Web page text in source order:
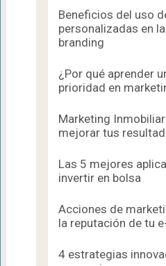
Beneficios del uso
personalizadas en
branding
¿Por qué aprender
prioridad en
Marketing
mejorar tus
Las 5 mejores
invertir en bolsa
Acciones de
la reputación de tu
4 estrategias